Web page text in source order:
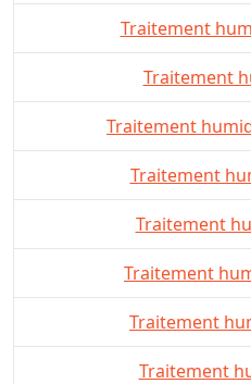
Traitement
Traitement
Traitement
Traitement
Traitement
Traitement
Traitement
Traitement